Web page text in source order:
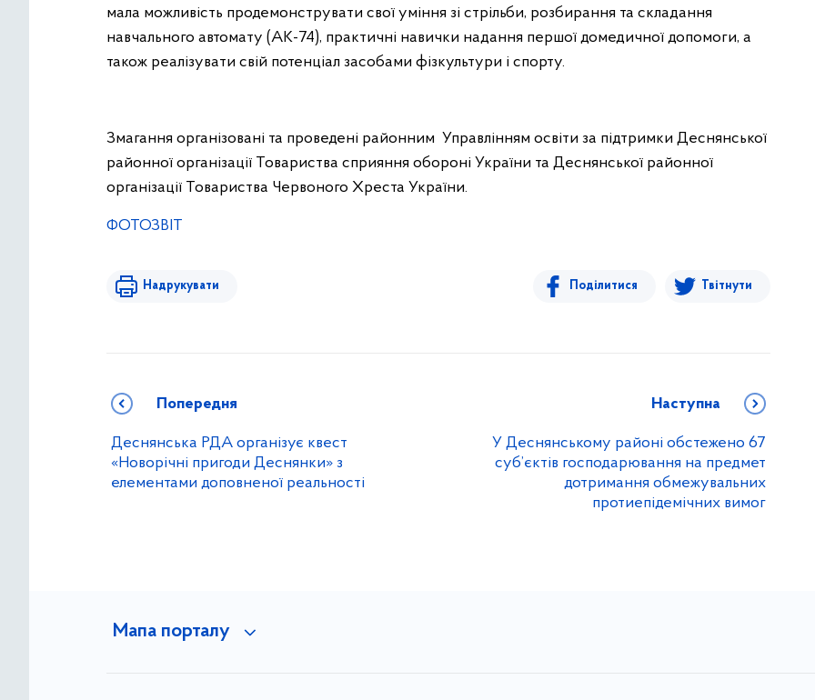
мала можливість продемонструвати свої уміння зі стрільби, розбирання та складання
навчального автомату (АК-74), практичні навички надання першої домедичної допомоги, а
також реалізувати свій потенціал засобами фізкультури і спорту.
Змагання організовані та проведені районним Управлінням освіти за підтримки Деснянської
районної організації Товариства сприяння обороні України та Деснянської районної
організації Товариства Червоного Хреста України.
ФОТОЗВІТ
Надрукувати Поділитися Твітнути
Попередня
Деснянська РДА організує квест
«Новорічні пригоди Деснянки» з
елементами доповненої реальності
Наступна
У Деснянському районі обстежено 67
суб’єктів господарювання на предмет
дотримання обмежувальних
протиепідемічних вимог
Мапа порталу